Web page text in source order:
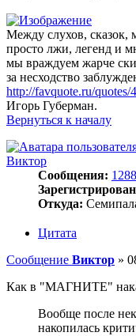
Между слухов, сказок,
просто лжи, легенд и
мы враждуем жарче
за несходство
http://favquote.ru/quotes/
Игорь Губерман.
Вернуться к началу
Виктор
Сообщения:
Откуда:
Цитата
Сообщение Виктор »
Как в "МАГНИТЕ"
Вообще после
накопилась